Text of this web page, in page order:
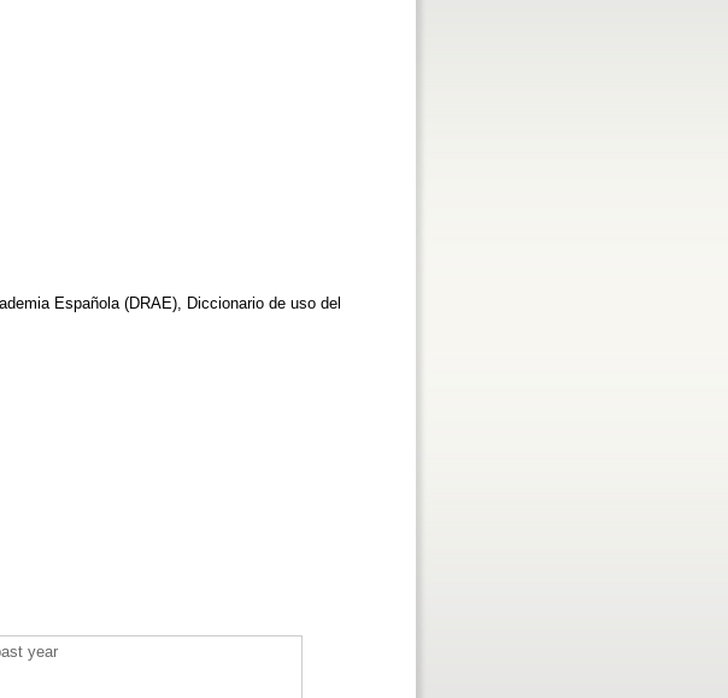
Española (DRAE), Diccionario de uso del
year